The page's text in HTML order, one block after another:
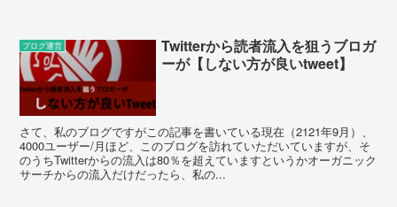
ブログ運営
Twitterから読者流入を狙うブロガ
ーが【しない方が良いtweet】
さて、私のブログですがこの記事を書いている現在（2121年9月）、
4000ユーザー/月ほど、このブログを訪れていただいていますが、そ
のうちTwitterからの流入は80％を超えていますというかオーガニック
サーチからの流入だけだったら、私の...